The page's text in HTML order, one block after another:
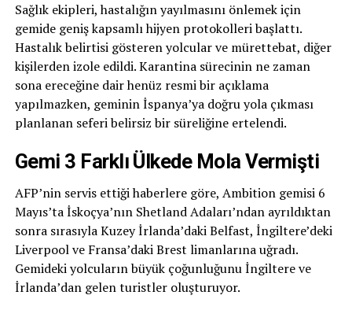
Sağlık ekipleri, hastalığın yayılmasını önlemek için
gemide geniş kapsamlı hijyen protokolleri başlattı.
Hastalık belirtisi gösteren yolcular ve mürettebat, diğer
kişilerden izole edildi. Karantina sürecinin ne zaman
sona ereceğine dair henüz resmi bir açıklama
yapılmazken, geminin İspanya’ya doğru yola çıkması
planlanan seferi belirsiz bir süreliğine ertelendi.
Gemi 3 Farklı Ülkede Mola Vermişti
AFP’nin servis ettiği haberlere göre, Ambition gemisi 6
Mayıs’ta İskoçya’nın Shetland Adaları’ndan ayrıldıktan
sonra sırasıyla Kuzey İrlanda’daki Belfast, İngiltere’deki
Liverpool ve Fransa’daki Brest limanlarına uğradı.
Gemideki yolcuların büyük çoğunluğunu İngiltere ve
İrlanda’dan gelen turistler oluşturuyor.